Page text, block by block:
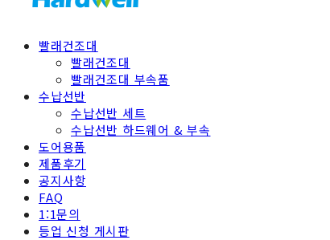
빨래건조대
빨래건조대
빨래건조대 부속품
수납선반
수납선반 세트
수납선반 하드웨어 & 부속
도어용품
제품후기
공지사항
FAQ
1:1문의
등업 신청 게시판